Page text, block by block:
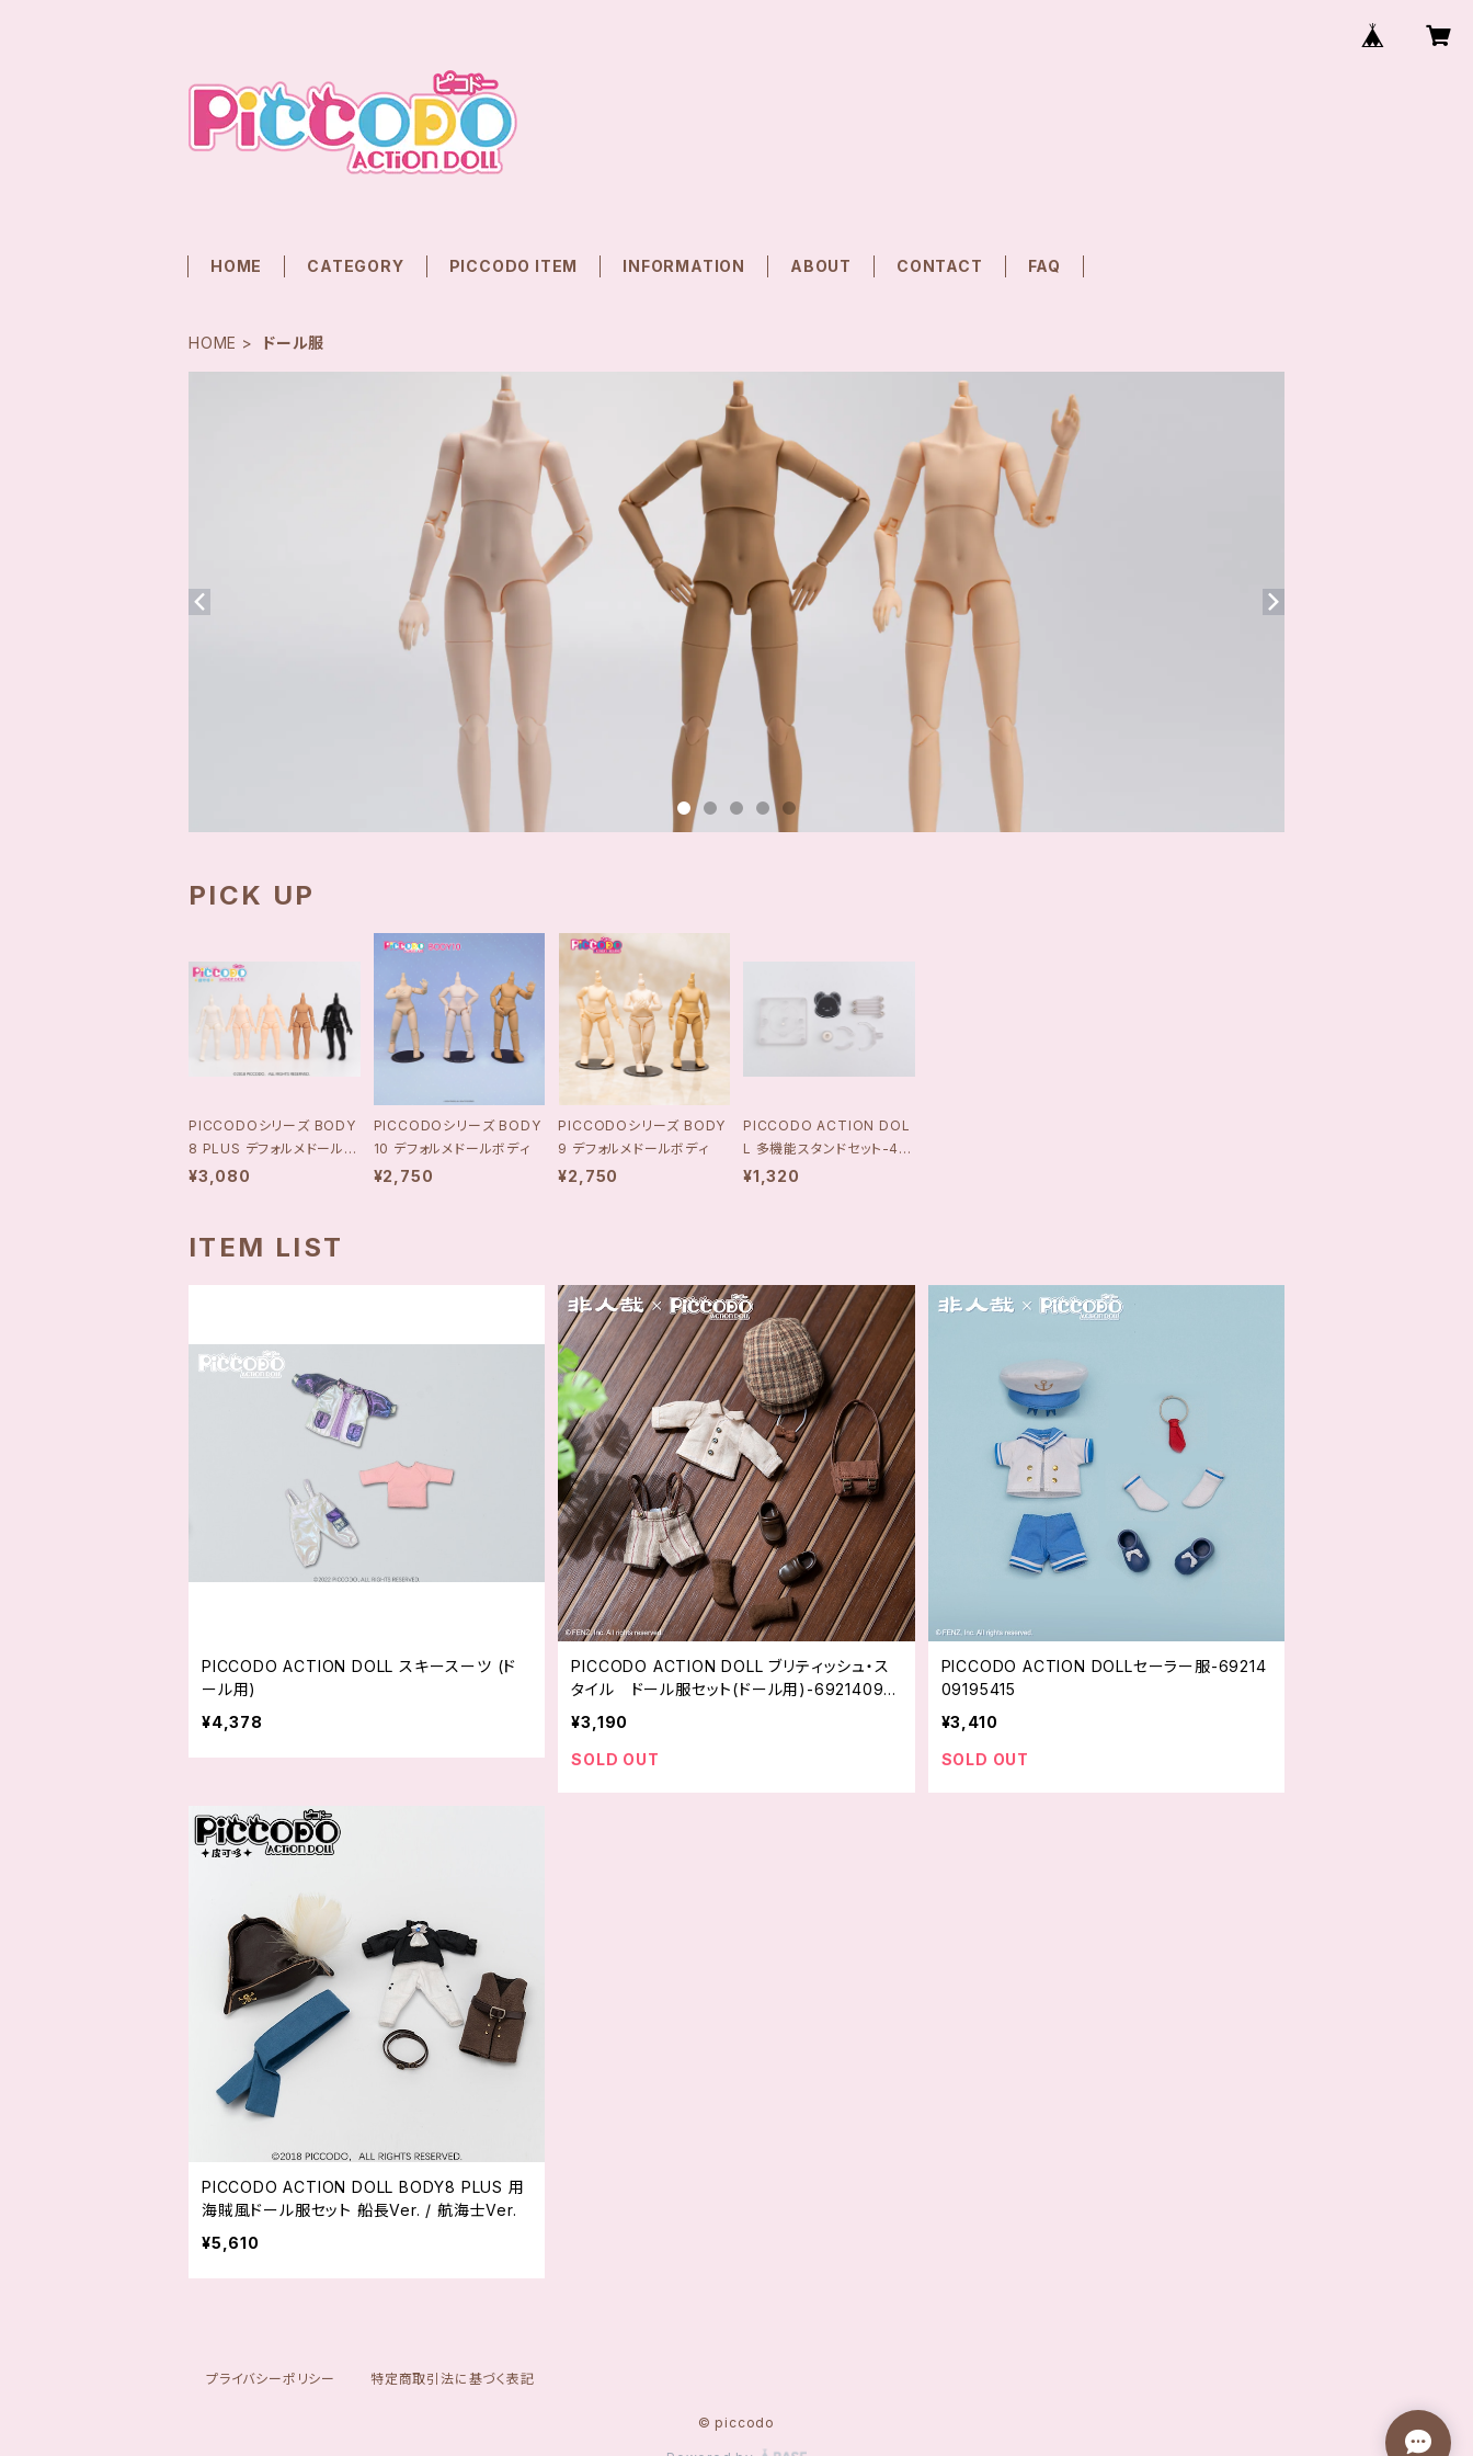
HOME CATEGORY PICCODO ITEM INFORMATION ABOUT CONTACT FAQ
HOME ドール服
PICK UP
PICCODOシリーズ BODY
8 PLUS デフォルメドールボ
ディ
¥3,080
PICCODOシリーズ BODY
10 デフォルメドールボディ
¥2,750
PICCODOシリーズ BODY
9 デフォルメドールボディ
¥2,750
PICCODO ACTION DOL
L 多機能スタンドセット-45
89565815039
¥1,320
ITEM LIST
PICCODO ACTION DOLL スキースーツ (ド
ール用)
¥4,378
PICCODO ACTION DOLL ブリティッシュ・ス
タイル ドール服セット(ドール用)-692140917
8609
¥3,190
SOLD OUT
PICCODO ACTION DOLLセーラー服-69214
09195415
¥3,410
SOLD OUT
PICCODO ACTION DOLL BODY8 PLUS 用
海賊風ドール服セット 船長Ver. / 航海士Ver.
¥5,610
プライバシーポリシー 特定商取引法に基づく表記
© piccodo